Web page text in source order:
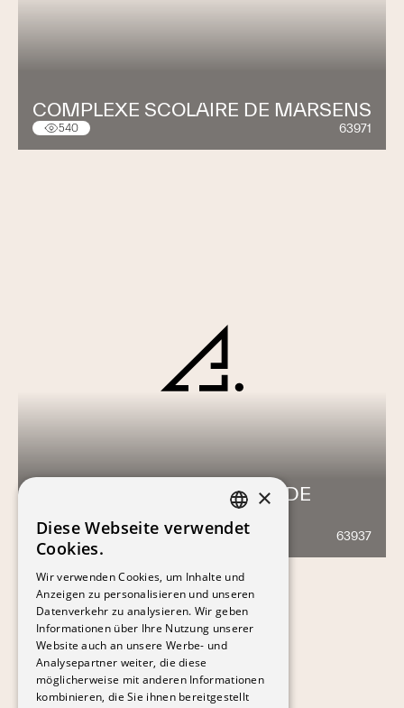
COMPLEXE SCOLAIRE DE MARSENS
540 63971
ECOLE PROFESSIONNELLE DE
BULLE
537 63937
FRENCH
×
Diese Webseite verwendet
Cookies.
Wir verwenden Cookies, um Inhalte und
Anzeigen zu personalisieren und unseren
Datenverkehr zu analysieren. Wir geben
Informationen über Ihre Nutzung unserer
Website auch an unsere Werbe- und
Analysepartner weiter, die diese
möglicherweise mit anderen Informationen
kombinieren, die Sie ihnen bereitgestellt